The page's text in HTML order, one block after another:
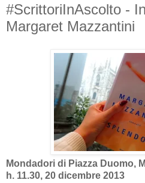
#ScrittoriInAscolto -
Margaret Mazzantini
Mondadori di Piazza Duomo,
h. 11.30, 20 dicembre 2013